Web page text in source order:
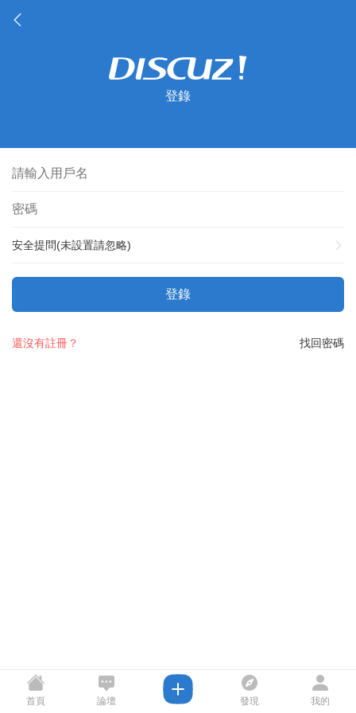
登錄
安全提問(未設置請忽略)
登錄
找回密碼
還沒有註冊？
首頁 論壇 發現 我的